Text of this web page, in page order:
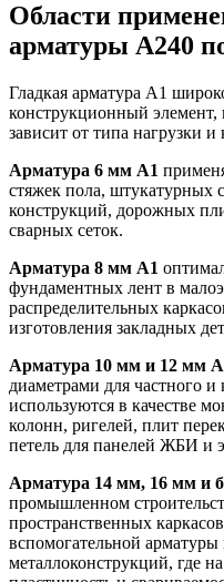
Области
арматуры А240
Гладкая арматура А1
конструкционный
зависит от типа нагрузки и
Арматура 6 мм А1
стяжек пола, штукатурных
конструкций, дорожных
сварных сеток.
Арматура 8 мм А1
фундаментных лент в
распределительных
изготовления закладных
Арматура 10 мм и 12 мм
диаметрами для частного и
используются в качестве
колонн, ригелей, плит
петель для панелей ЖБИ и
Арматура 14 мм, 16 мм и
промышленном
пространственных
вспомогательной арматуры
металлоконструкций, где